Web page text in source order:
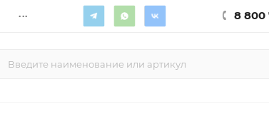
... 8 800